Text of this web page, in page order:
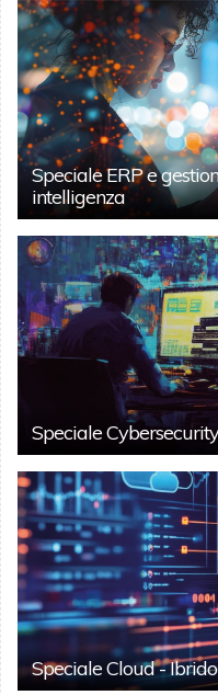
Speciale ERP e
intelligenza
Speciale
Speciale Cloud -